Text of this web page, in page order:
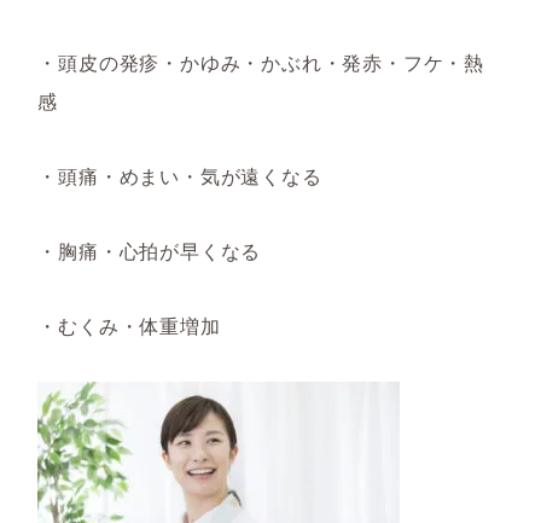
・頭皮の発疹・かゆみ・かぶれ・発赤・フケ ・熱
感
・頭痛・めまい・気が遠くなる
・胸痛・ 心拍が早くなる
・むくみ・体重増加